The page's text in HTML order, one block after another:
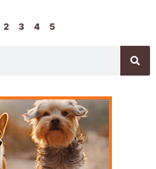
2 3 4 5